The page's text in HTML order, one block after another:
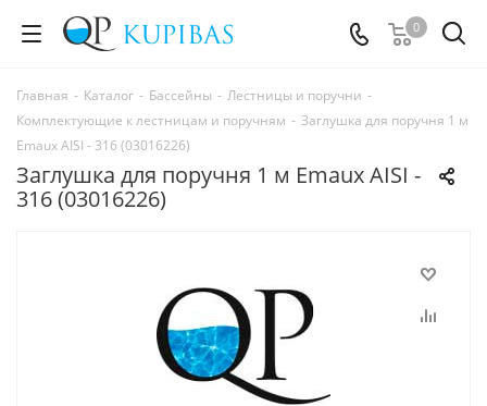
0
Главная - Каталог - Бассейны - Лестницы и поручни -
Комплектующие к лестницам и поручням - Заглушка для поручня 1 м
Emaux AISI - 316 (03016226)
Заглушка для поручня 1 м Emaux AISI -
316 (03016226)